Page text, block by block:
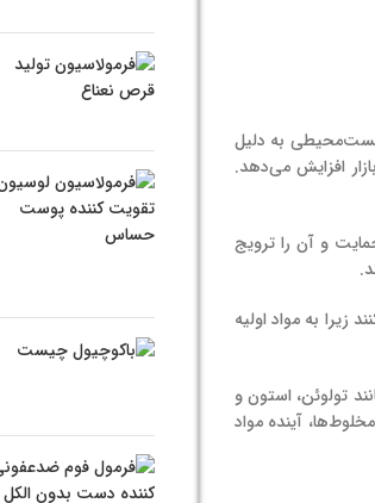
به دلیل
افزایش می‌دهد.
و آن را ترویج
به مواد اولیه
تولوئن، استون و
آینده مواد